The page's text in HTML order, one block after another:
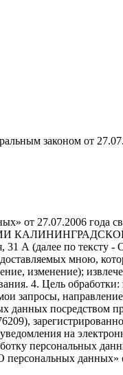
законом от
от 27.07.2006 года
А (далее по тексту -
мною,
изменение);
4. Цель обработки:
запросы,
данных
на
персональных
данных»